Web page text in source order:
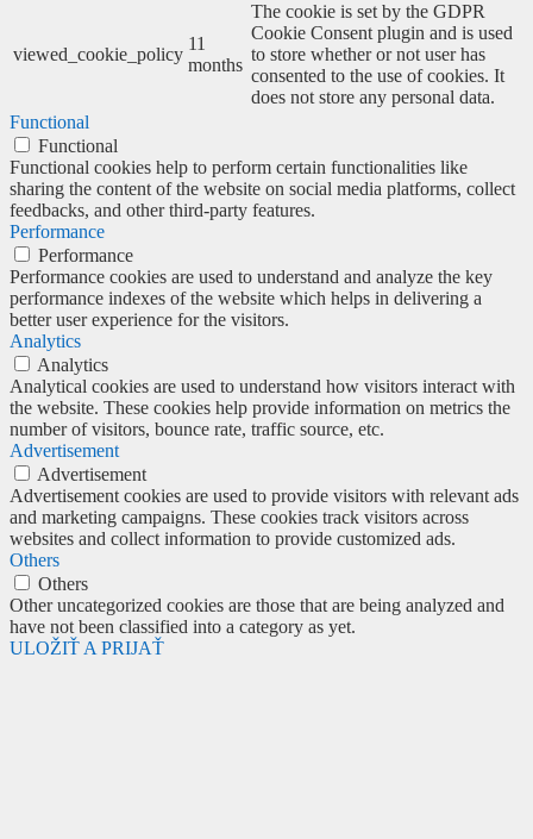
viewed_cookie_policy
11
months
The cookie is set by the GDPR
Cookie Consent plugin and is used
to store whether or not user has
consented to the use of cookies. It
does not store any personal data.
Functional
Functional
Functional cookies help to perform certain functionalities like
sharing the content of the website on social media platforms, collect
feedbacks, and other third-party features.
Performance
Performance
Performance cookies are used to understand and analyze the key
performance indexes of the website which helps in delivering a
better user experience for the visitors.
Analytics
Analytics
Analytical cookies are used to understand how visitors interact with
the website. These cookies help provide information on metrics the
number of visitors, bounce rate, traffic source, etc.
Advertisement
Advertisement
Advertisement cookies are used to provide visitors with relevant ads
and marketing campaigns. These cookies track visitors across
websites and collect information to provide customized ads.
Others
Others
Other uncategorized cookies are those that are being analyzed and
have not been classified into a category as yet.
ULOŽIŤ A PRIJAŤ